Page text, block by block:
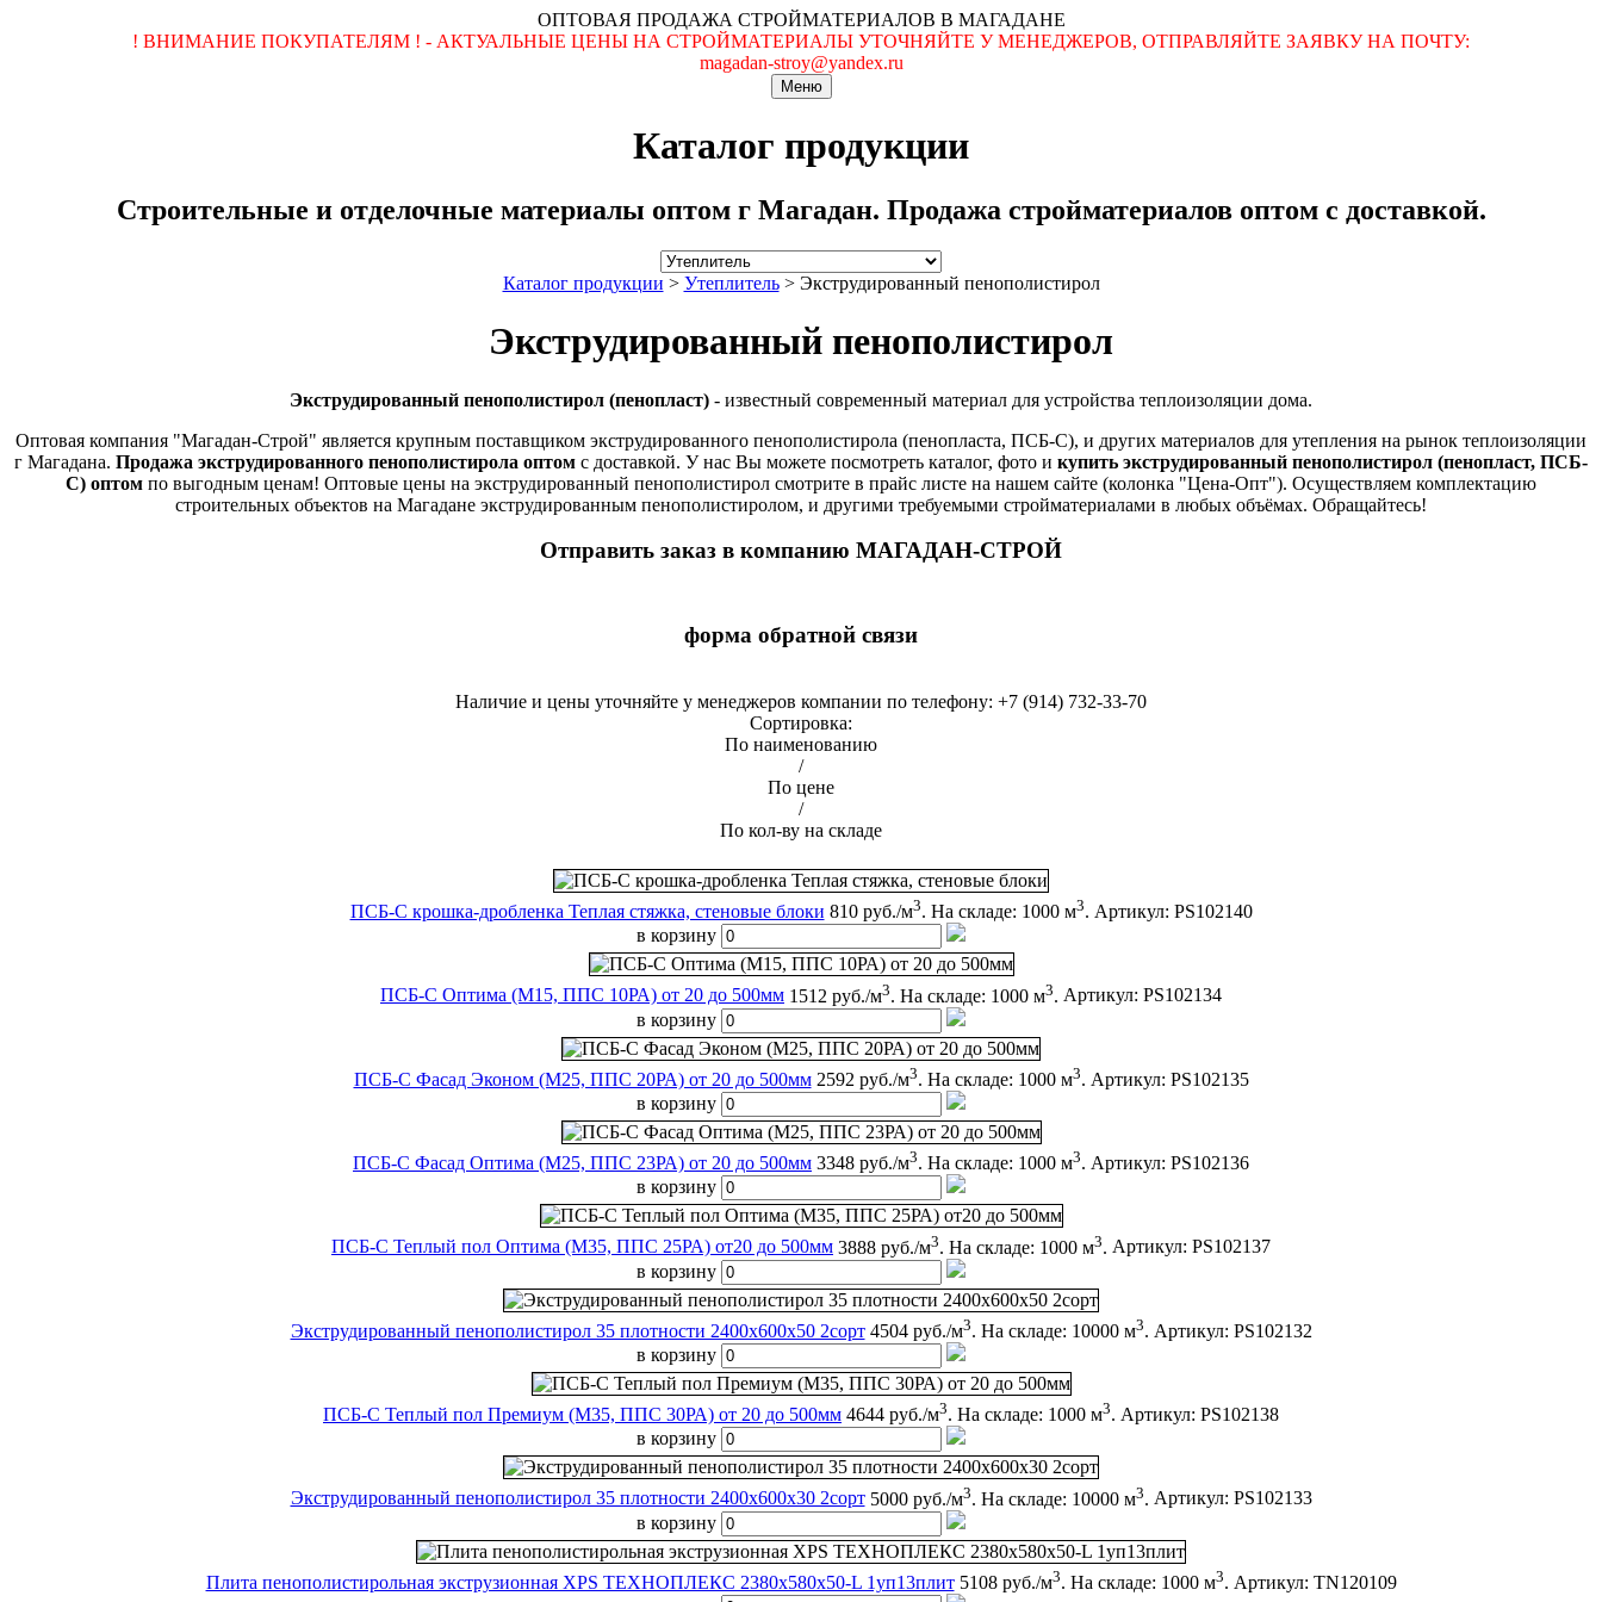
ОПТОВАЯ ПРОДАЖА СТРОЙМАТЕРИАЛОВ В МАГАДАНЕ
! ВНИМАНИЕ ПОКУПАТЕЛЯМ ! - АКТУАЛЬНЫЕ ЦЕНЫ НА СТРОЙМАТЕРИАЛЫ УТОЧНЯЙТЕ У МЕНЕДЖЕРОВ, ОТПРАВЛЯЙТЕ ЗАЯВКУ НА ПОЧТУ:
magadan-stroy@yandex.ru
Меню
Каталог продукции
Строительные и отделочные материалы оптом г Магадан. Продажа стройматериалов оптом с доставкой.
Каталог продукции > Утеплитель> Экструдированный пенополистирол
Экструдированный пенополистирол
Экструдированный пенополистирол (пенопласт) - известный современный материал для устройства теплоизоляции дома.
Оптовая компания "Магадан-Строй" является крупным поставщиком экструдированного пенополистирола (пенопласта, ПСБ-С), и других материалов для утепления на рынок теплоизоляции
г Магадана. Продажа экструдированного пенополистирола оптом с доставкой. У нас Вы можете посмотреть каталог, фото и купить экструдированный пенополистирол (пенопласт, ПСБ-
С) оптом по выгодным ценам! Оптовые цены на экструдированный пенополистирол смотрите в прайс листе на нашем сайте (колонка "Цена-Опт"). Осуществляем комплектацию
строительных объектов на Магадане экструдированным пенополистиролом, и другими требуемыми стройматериалами в любых объёмах. Обращайтесь!
Отправить заказ в компанию МАГАДАН-СТРОЙ
форма обратной связи
Наличие и цены уточняйте у менеджеров компании по телефону: +7 (914) 732-33-70
Сортировка:
По наименованию
/
По цене
/
По кол-ву на складе
ПСБ-С крошка-дробленка Теплая стяжка, стеновые блоки 810 руб./м3. На складе: 1000 м3. Артикул: PS102140
в корзину
ПСБ-С Оптима (М15, ППС 10РА) от 20 до 500мм 1512 руб./м3. На складе: 1000 м3. Артикул: PS102134
в корзину
ПСБ-С Фасад Эконом (М25, ППС 20РА) от 20 до 500мм 2592 руб./м3. На складе: 1000 м3. Артикул: PS102135
в корзину
ПСБ-С Фасад Оптима (М25, ППС 23РА) от 20 до 500мм 3348 руб./м3. На складе: 1000 м3. Артикул: PS102136
в корзину
ПСБ-С Теплый пол Оптима (М35, ППС 25РА) от20 до 500мм 3888 руб./м3. На складе: 1000 м3. Артикул: PS102137
в корзину
Экструдированный пенополистирол 35 плотности 2400x600x50 2сорт 4504 руб./м3. На складе: 10000 м3. Артикул: PS102132
в корзину
ПСБ-С Теплый пол Премиум (М35, ППС 30РА) от 20 до 500мм 4644 руб./м3. На складе: 1000 м3. Артикул: PS102138
в корзину
Экструдированный пенополистирол 35 плотности 2400x600x30 2сорт 5000 руб./м3. На складе: 10000 м3. Артикул: PS102133
в корзину
Плита пенополистирольная экструзионная ХРS ТЕХНОПЛЕКС 2380х580х50-L 1уп13плит 5108 руб./м3. На складе: 1000 м3. Артикул: TN120109